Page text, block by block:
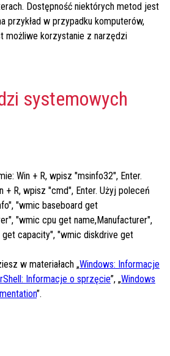
Dostępność niektórych metod jest
przykład w przypadku komputerów,
możliwe korzystanie z narzędzi
systemowych
Win + R, wpisz "msinfo32", Enter.
+ R, wpisz "cmd", Enter. Użyj poleceń
"wmic baseboard get
"wmic cpu get name,Manufacturer",
capacity", "wmic diskdrive get
w materiałach „Windows: Informacje
Informacje o sprzęcie”, „Windows
”.